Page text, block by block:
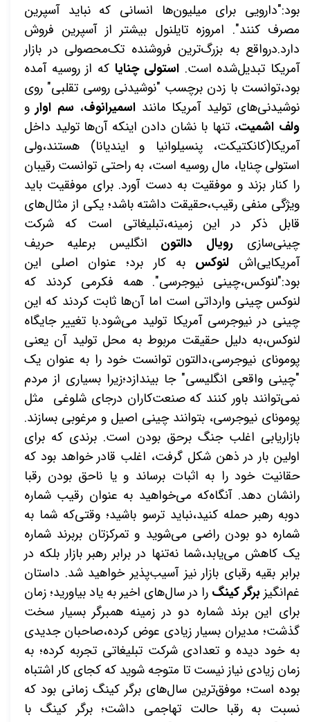
بود:"دارویی برای میلیون‌ها انسانی که نباید آسپرین
مصرف کنند". امروزه تایلنول بیشتر از آسپرین فروش
دارد.درواقع به بزرگ‌ترین فروشنده تک‌محصولی در بازار
آمریکا تبدیل‌شده است. استولی چنایا که از روسیه آمده
بود،توانست با زدن برچسب "نوشیدنی روسی تقلبی" روی
نوشیدنی‌های تولید آمریکا مانند اسمیرانوف، سم اوارو
ولف اشمیت، تنها با نشان دادن اینکه آن‌ها تولید داخل
آمریکا(کانکتیکت، پنسیلوانیا و ایندیانا) هستند،ولی
استولی چنایا، مال روسیه است، به راحتی توانست رقیبان
را کنار بزند و موفقیت به دست آورد. برای موفقیت باید
ویژگی منفی رقیب،حقیقت داشته باشد؛ یکی از مثال‌های
قابل ذکر در این زمینه،تبلیغاتی است که شرکت
چینی‌سازی رویال دالتون انگلیس برعلیه حریف
آمریکایی‌اشلنوکس به کار برد؛ عنوان اصلی این
بود:"لنوکس،چینی نیوجرسی". همه فکرمی کردند که
لنوکس چینی وارداتی است اما آن‌ها ثابت کردند که این
چینی در نیوجرسی آمریکا تولید می‌شود.با تغییر جایگاه
لنوکس،به دلیل حقیقت مربوط به محل تولید آن یعنی
پومونای نیوجرسی،دالتون توانست خود را به عنوان یک
"چینی واقعی انگلیسی" جا بیندازد؛زیرا بسیاری از مردم
نمی‌توانند باور کنند که صنعت‌کاران درجای شلوغی مثل
پومونای نیوجرسی، بتوانند چینی اصیل و مرغوبی بسازند.
بازاریابی اغلب جنگ برحق بودن است. برندی که برای
اولین بار در ذهن شکل گرفت، اغلب قادر خواهد بود که
حقانیت خود را به اثبات برساند و یا ناحق بودن رقبا
رانشان دهد. آنگاه‌که می‌خواهید به عنوان رقیب شماره
دوبه رهبر حمله کنید،نباید ترسو باشید؛ وقتی‌که شما به
شماره دو بودن راضی می‌شوید و تمرکزتان بربرند شماره
یک کاهش می‌یابد،شما نه‌تنها در برابر رهبر بازار بلکه در
برابر بقیه رقبای بازار نیز آسیب‌پذیر خواهید شد. داستان
غم‌انگیز برگر کینگ را در سال‌های اخیر به یاد بیاورید؛ زمان
برای این برند شماره دو در زمینه همبرگر بسیار سخت
گذشت؛ مدیران بسیار زیادی عوض کرده،صاحبان جدیدی
به خود دیده و تعدادی شرکت تبلیغاتی تجربه کرده؛ به
زمان زیادی نیاز نیست تا متوجه شوید که کجای کار اشتباه
بوده است؛ موفق‌ترین سال‌های برگر کینگ زمانی بود که
نسبت به رقبا حالت تهاجمی داشت؛ برگر کینگ با